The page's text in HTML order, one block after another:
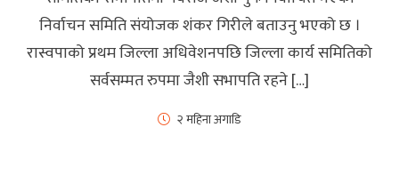
निर्वाचन समिति संयोजक शंकर गिरीले बताउनु भएको छ ।
रास्वपाको प्रथम जिल्ला अधिवेशनपछि जिल्ला कार्य समितिको
सर्वसम्मत रुपमा जैशी सभापति रहने […]
२ महिना अगाडि